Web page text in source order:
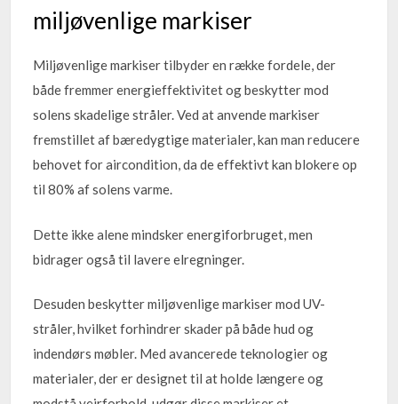
miljøvenlige markiser
Miljøvenlige markiser tilbyder en række fordele, der
både fremmer energieffektivitet og beskytter mod
solens skadelige stråler. Ved at anvende markiser
fremstillet af bæredygtige materialer, kan man reducere
behovet for aircondition, da de effektivt kan blokere op
til 80% af solens varme.
Dette ikke alene mindsker energiforbruget, men
bidrager også til lavere elregninger.
Desuden beskytter miljøvenlige markiser mod UV-
stråler, hvilket forhindrer skader på både hud og
indendørs møbler. Med avancerede teknologier og
materialer, der er designet til at holde længere og